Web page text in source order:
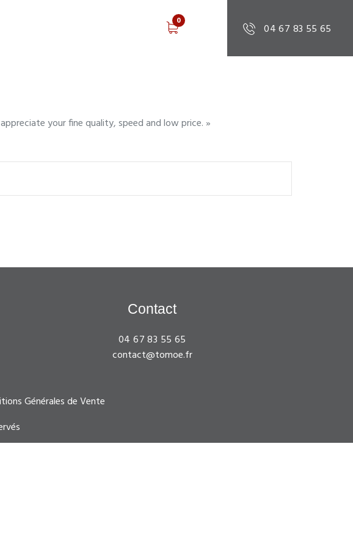
0
04 67 83 55 65
your fine quality, speed and low price. »
Contact
04 67 83 55 65
contact@tomoe.fr
Générales de Vente